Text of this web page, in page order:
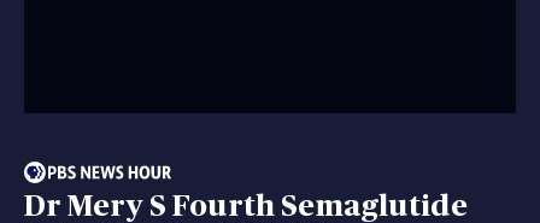
Dr Mery S Fourth Semaglutide